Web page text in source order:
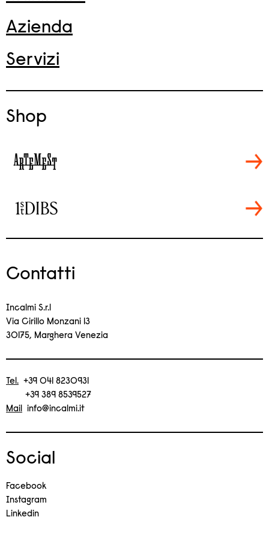
Azienda
Servizi
Shop
Contatti
Incalmi S.r.l
Via Cirillo Monzani 13
30175, Marghera Venezia
Tel. +39 041 8230931
+39 389 8539527
Mail info@incalmi.it
Social
Facebook
Instagram
Linkedin